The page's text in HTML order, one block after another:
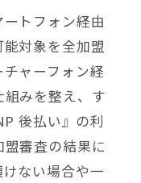
トフォン経由
対象を全加盟
ャーフォン経
みを整え、す
後払い』の利
審査の結果に
ない場合や一